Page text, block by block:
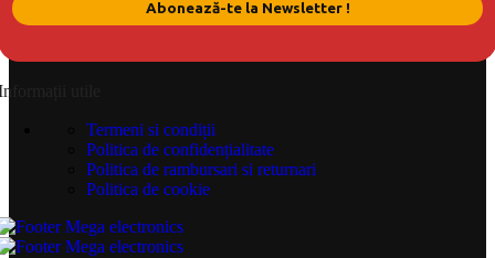
utile
Termeni si condiții
Politica de confidențialitate
Politica de rambursari si returnari
Politica de cookie